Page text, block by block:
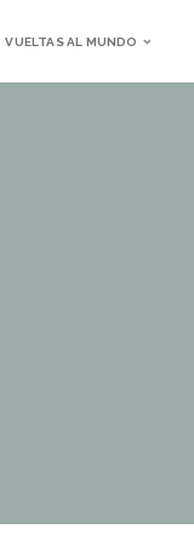
VUELTAS AL MUNDO